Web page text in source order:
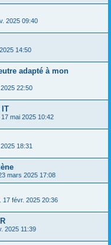
2025 09:40
14:50
adapté à mon
22:50
IT
mai 2025 10:42
18:31
mars 2025 17:08
17 févr. 2025 20:36
2025 11:39